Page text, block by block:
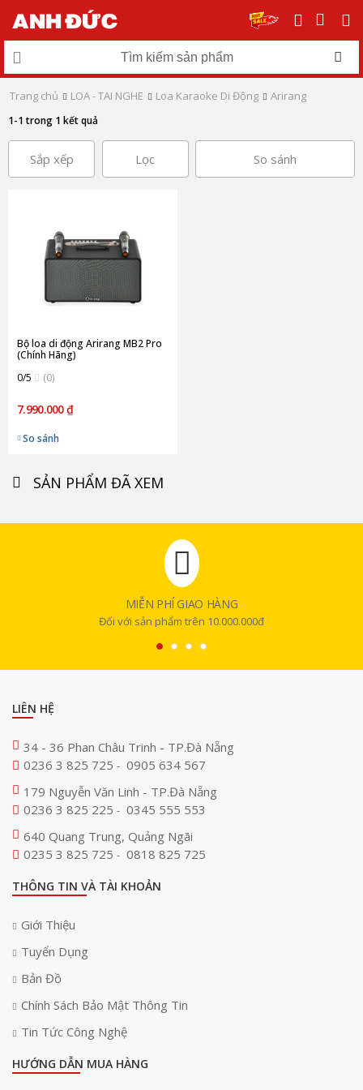
Trang chủ LOA - TAI NGHE Loa Karaoke Di Động Arirang
1-1 trong 1 kết quả
Sắp xếp Lọc So sánh
Bộ loa di động Arirang MB2 Pro
(Chính Hãng)
0/5
(0)
7.990.000 ₫
So sánh
SẢN PHẨM ĐÃ XEM
MIỄN PHÍ GIAO HÀNG
Đối với sản phẩm trên 10.000.000đ
LIÊN HỆ
34 - 36 Phan Châu Trinh - TP.Đà Nẵng
0236 3 825 725 - 0905 634 567
179 Nguyễn Văn Linh - TP.Đà Nẵng
0236 3 825 225 - 0345 555 553
640 Quang Trung, Quảng Ngãi
0235 3 825 725 - 0818 825 725
THÔNG TIN VÀ TÀI KHOẢN
Giới Thiệu
Tuyển Dụng
Bản Đồ
Chính Sách Bảo Mật Thông Tin
Tin Tức Công Nghệ
HƯỚNG DẪN MUA HÀNG